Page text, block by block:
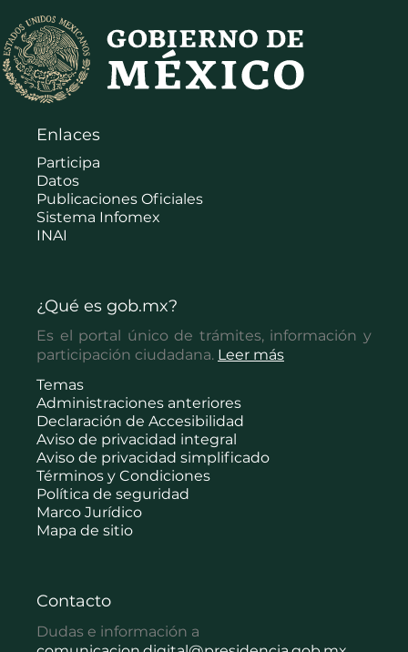
Enlaces
Participa
Datos
Publicaciones Oficiales
Sistema Infomex
INAI
¿Qué es gob.mx?
Es el portal único de trámites, información y
participación ciudadana. Leer más
Temas
Administraciones anteriores
Declaración de Accesibilidad
Aviso de privacidad integral
Aviso de privacidad simplificado
Términos y Condiciones
Política de seguridad
Marco Jurídico
Mapa de sitio
Contacto
Dudas e información a